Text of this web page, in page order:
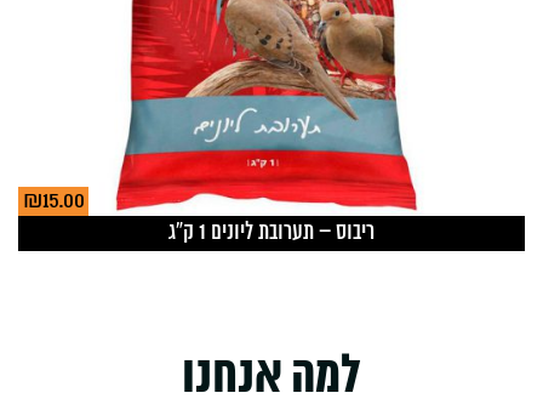
ריבוס – תערובת ליונים 1 ק”ג
₪15.00
למה אנחנו